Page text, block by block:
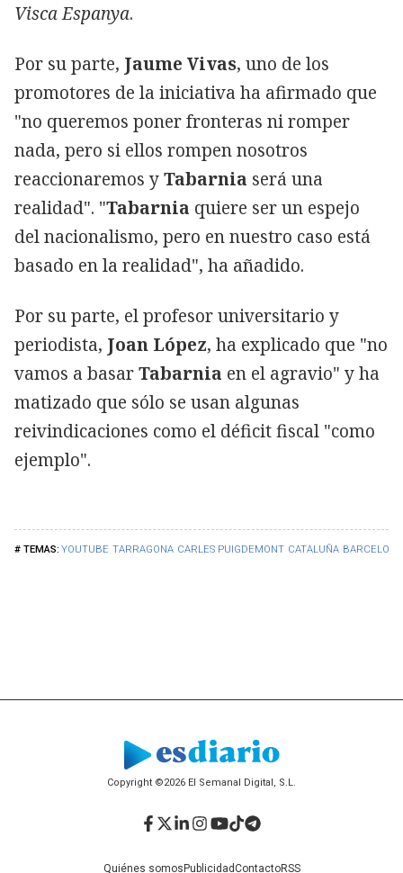
YOUTUBE TARRAGONA CARLES PUIGDEMONT CATALUÑA BARCELONA
Visca Espanya.
Por su parte, Jaume Vivas, uno de los
promotores de la iniciativa ha afirmado que
"no queremos poner fronteras ni romper
nada, pero si ellos rompen nosotros
reaccionaremos yTabarnia será una
realidad". "Tabarnia quiere ser un espejo
del nacionalismo, pero en nuestro caso está
basado en la realidad", ha añadido.
Por su parte, el profesor universitario y
periodista, Joan López, ha explicado que "no
vamos a basarTabarnia en el agravio" y ha
matizado que sólo se usan algunas
reivindicaciones como el déficit fiscal "como
ejemplo".
Copyright ©2026 El Semanal Digital, S.L.
Quiénes somos PublicidadContactoRSS
Facebook
Twitter
LinkedIn
Instagram
YouTube
TikTok
Telegram